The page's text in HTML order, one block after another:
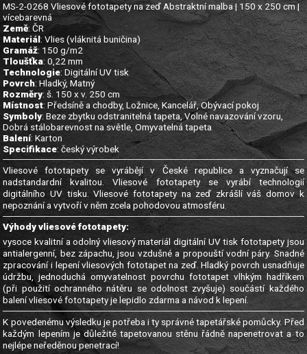
MS-2-0268 Vliesové fototapety na zeď Abstraktní malba | 150 x 250 cm |
vícebarevná
Země: ČR
Materiál: Vlies (vláknitá buničina)
Gramáž: 150 g/m2
Tloušťka: 0,22 mm
Technologie: Digitální UV tisk
Povrch: Hladký, Matný
Rozměry: š. 150 x v. 250 cm
Místnost: Předsíně a chodby, Ložnice, Kancelář, Obývací pokoj
Symboly: Beze zbytku odstranitelná tapeta, Volné navazování vzoru,
Dobrá stálobarevnost na světle, Omyvatelná tapeta
Balení: Karton
Specifikace: český výrobek
Vliesové fototapety se vyrábějí v České republice a vyznačují se
nadstandardní kvalitou. Vliesové fototapety se vyrábí technologií
digitálního UV tisku. Vliesové fototapety na zeď zkrášlí váš domov k
nepoznání a vytvoří v něm zcela pohodovou atmosféru.
Výhody vliesové fototapety:
vysoce kvalitní a odolný vliesový materiál digitální UV tisk fototapety jsou
antialergenní, bez zápachu, jsou vzdušné a propouští vodní páry. Snadné
zpracování i lepení vliesových fototapet na zeď. Hladký povrch usnadňuje
údržbu, jednoduchá omyvatelnost povrchu fototapet vlhkým hadříkem
(při použití ochranného nátěru se odolnost zvyšuje) součástí každého
balení vliesové fototapety je lepidlo zdarma a návod k lepení.
K povedenému výsledku je potřeba i ty správné tapetářské pomůcky. Před
každým lepením je důležité tapetovanou stěnu řádně napenetrovat a to
nejlépe neředěnou penetrací!